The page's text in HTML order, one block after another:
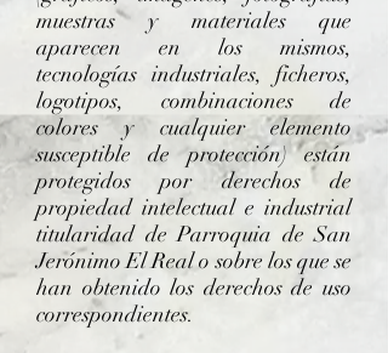
muestras y materiales que
aparecen en los mismos,
tecnologías industriales, ficheros,
logotipos, combinaciones de
colores y cualquier elemento
susceptible de protección) están
protegidos por derechos de
propiedad intelectual e industrial
titularidad de Parroquia de San
Jerónimo El Real o sobre los que se
han obtenido los derechos de uso
correspondientes.